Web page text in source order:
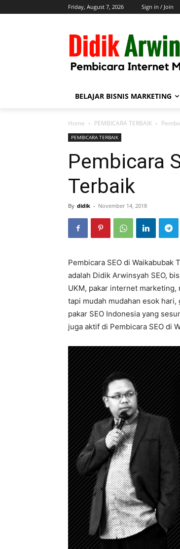
Friday, August 7, 2026 Sign in / Join
BELAJAR BISNIS MARKETING
Home PEMBICARA TERBAIK
PEMBICARA TERBAIK
Pembicara
Terbaik
By didik - November 14, 2018
Pembicara SEO di Waikabubak
adalah Didik Arwinsyah SEO,
UKM, pakar internet
tapi mudah mudahan esok hari,
pakar SEO Indonesia yang
juga aktif di Pembicara SEO di